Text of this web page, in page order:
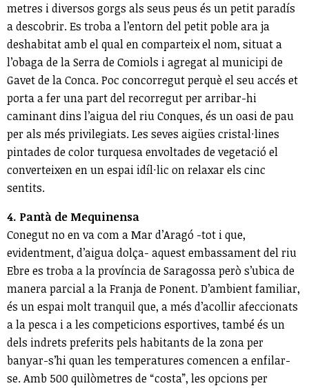
metres i diversos gorgs als seus peus és un petit paradís
a descobrir. Es troba a l’entorn del petit poble ara ja
deshabitat amb el qual en comparteix el nom, situat a
l’obaga de la Serra de Comiols i agregat al municipi de
Gavet de la Conca. Poc concorregut perquè el seu accés et
porta a fer una part del recorregut per arribar-hi
caminant dins l’aigua del riu Conques, és un oasi de pau
per als més privilegiats. Les seves aigües cristal·lines
pintades de color turquesa envoltades de vegetació el
converteixen en un espai idíl·lic on relaxar els cinc
sentits.
4. Pantà de Mequinensa
Conegut no en va com a Mar d’Aragó -tot i que,
evidentment, d’aigua dolça- aquest embassament del riu
Ebre es troba a la província de Saragossa però s’ubica de
manera parcial a la Franja de Ponent. D’ambient familiar,
és un espai molt tranquil que, a més d’acollir afeccionats
a la pesca i a les competicions esportives, també és un
dels indrets preferits pels habitants de la zona per
banyar-s’hi quan les temperatures comencen a enfilar-
se. Amb 500 quilòmetres de “costa”, les opcions per